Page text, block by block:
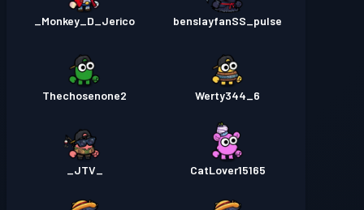
benslayfanSS_pulse
Monkey_D_Jerico_
Werty344_6
Thechosenone2
CatLover15165